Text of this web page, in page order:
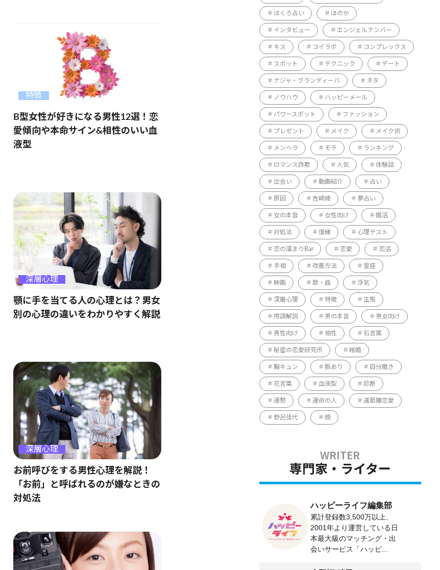
特徴
B型女性が好きになる男性12選！恋
愛傾向や本命サイン&相性のいい血
液型
深層心理
顎に手を当てる人の心理とは？男女
別の心理の違いをわかりやすく解説
深層心理
お前呼びをする男性心理を解説！
「お前」と呼ばれるのが嫌なときの
対処法
ほくろ占い ほのか
インタビュー エンジェルナンバー
キス コイラボ コンプレックス
スポット テクニック デート
ナジャ・グランディーバ ネタ
ノウハウ ハッピーメール
パワースポット ファッション
プレゼント メイク メイク術
メンヘラ モテ ランキング
ロマンス詐欺 人気 体験談
出会い 動画紹介 占い
原因 吉崎綾 夢占い
女の本音 女性向け 婚活
対処法 復縁 心理テスト
恋の溜まりBar 恋愛 恋活
手相 改善方法 星座
映画 歌・曲 浮気
深層心理 特徴 生態
用語解説 男の本音 男女向け
男性向け 相性 石言葉
秘密の恋愛研究所 結婚
胸キュン 脈あり 自分磨き
花言葉 血液型 診断
運勢 運命の人 遠距離恋愛
野呂佳代 顔
専門家・ライター
ハッピーライフ編集部
累計登録数3,500万以上、
2001年より運営している日
本最大級のマッチング・出
会いサービス「ハッピ...